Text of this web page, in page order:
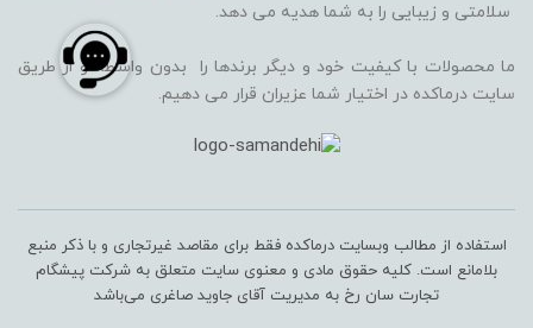
سلامتی و زیبایی را به شما هدیه می دهد.
ما محصولات با کیفیت خود و دیگر برندها را بدون واسطه و از طریق
سایت درماکده در اختیار شما عزیران قرار می دهیم.
استفاده از مطالب وبسایت درماکده فقط برای مقاصد غیرتجاری و با ذکر منبع
بلامانع است. کلیه حقوق مادی و معنوی سایت متعلق به شرکت پیشگام
تجارت سان رخ به مدیریت آقای جاوید صاغری می‌باشد